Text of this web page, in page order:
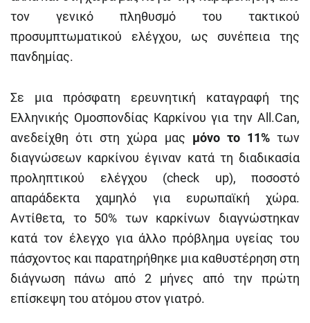
τον γενικό πληθυσμό του τακτικού
προσυμπτωματικού ελέγχου, ως συνέπεια της
πανδημίας.
Σε μια πρόσφατη ερευνητική καταγραφή της
Ελληνικής Ομοσπονδίας Καρκίνου για την All.Can,
ανεδείχθη ότι στη χώρα μας μόνο το 11%των
διαγνώσεων καρκίνου έγιναν κατά τη διαδικασία
προληπτικού ελέγχου (check up), ποσοστό
απαράδεκτα χαμηλό για ευρωπαϊκή χώρα.
Αντίθετα, το 50% των καρκίνων διαγνώστηκαν
κατά τον έλεγχο για άλλο πρόβλημα υγείας του
πάσχοντος και παρατηρήθηκε μια καθυστέρηση στη
διάγνωση πάνω από 2 μήνες από την πρώτη
επίσκεψη του ατόμου στον γιατρό.